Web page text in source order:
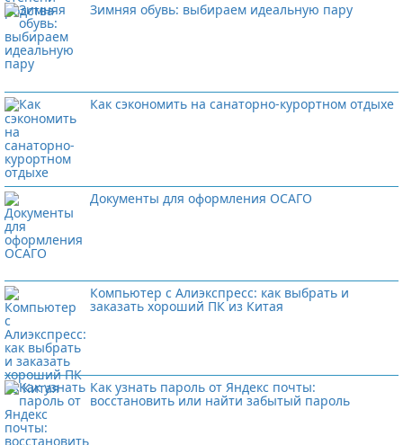
Зимняя обувь: выбираем идеальную пару
Как сэкономить на санаторно-курортном отдыхе
Документы для оформления ОСАГО
Компьютер с Алиэкспресс: как выбрать и
заказать хороший ПК из Китая
Как узнать пароль от Яндекс почты:
восстановить или найти забытый пароль